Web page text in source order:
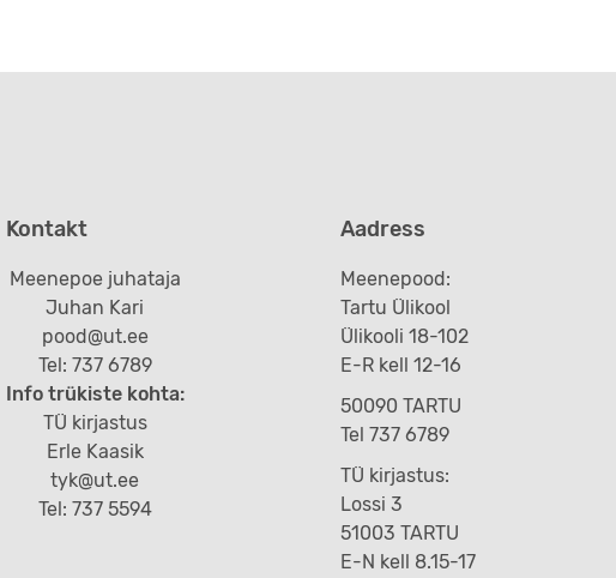
Kontakt
Meenepoe juhataja
Juhan Kari
pood@ut.ee
Tel: 737 6789
Info trükiste kohta:
TÜ kirjastus
Erle Kaasik
tyk@ut.ee
Tel: 737 5594
Aadress
Meenepood:
Tartu Ülikool
Ülikooli 18-102
E-R kell 12-16
50090 TARTU
Tel 737 6789
TÜ kirjastus:
Lossi 3
51003 TARTU
E-N kell 8.15-17